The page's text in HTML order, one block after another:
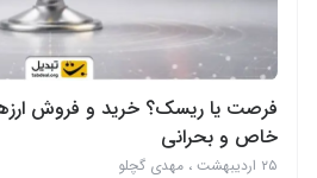
فرصت یا ریسک؟ خرید و فروش
خاص و بحرانی
۲۵ اردیبهشت ، مهدی گچلو